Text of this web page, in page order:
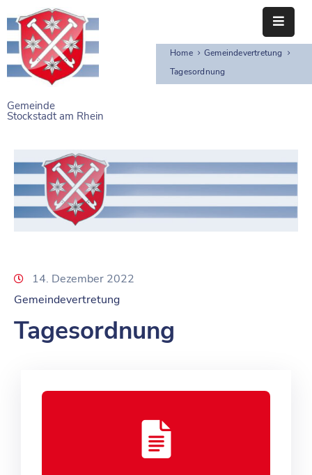
Gemeinde
Stockstadt am Rhein
STARTSEITE
BÜRGERSERVICE
EINRICHTUNGEN
NAHERHOLUNG
FREIZEITEINRICHTUNGEN
Home
Gemeindevertretung
Tagesordnung
14. Dezember 2022
Gemeindevertretung
Tagesordnung